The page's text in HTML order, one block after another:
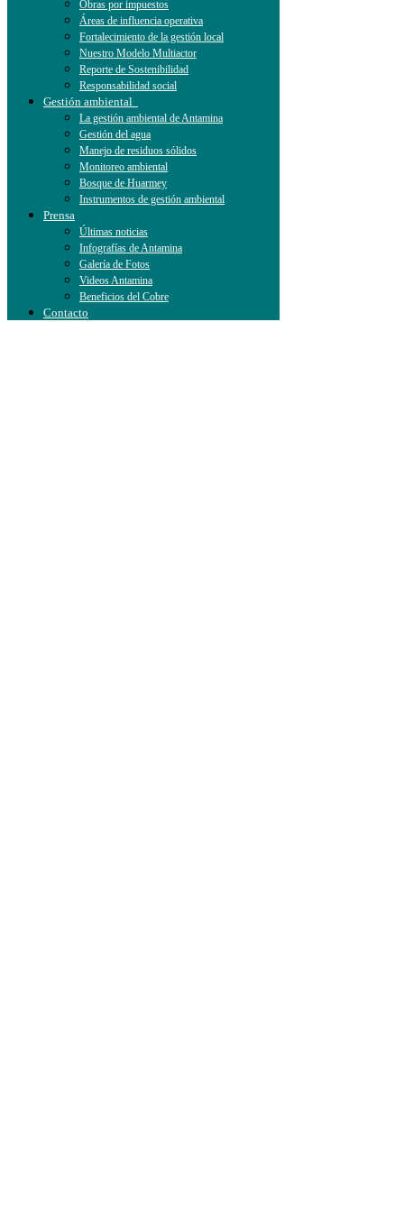
Obras por impuestos
Áreas de influencia operativa
Fortalecimiento de la gestión local
Nuestro Modelo Multiactor
Reporte de Sostenibilidad
Responsabilidad social
Gestión ambiental
La gestión ambiental de Antamina
Gestión del agua
Manejo de residuos sólidos
Monitoreo ambiental
Bosque de Huarmey
Instrumentos de gestión ambiental
Prensa
Últimas noticias
Infografías de Antamina
Galería de Fotos
Videos Antamina
Beneficios del Cobre
Contacto